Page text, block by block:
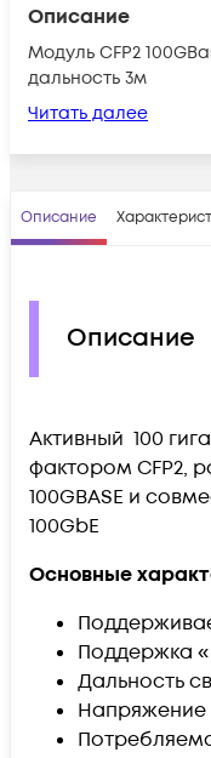
Описание
Модуль CFP2
дальность 3м
Читать далее
Описание
Описание
Активный 100
фактором CFP2,
100GBASE и
100GbE
Основные
Поддержка
Дальность
Напряжение